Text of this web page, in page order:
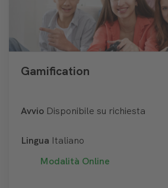
Gamification
Avvio Disponibile su richiesta
Lingua Italiano
Modalità Online